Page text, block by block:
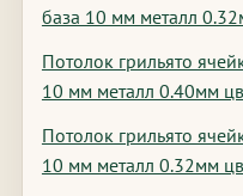
база 10 мм металл
Потолок грильято
10 мм металл 0.40мм
Потолок грильято
10 мм металл 0.32мм